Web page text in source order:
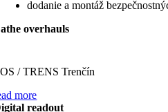
dodanie a montáž
overhauls
/ TRENS Trenčín
more
readout